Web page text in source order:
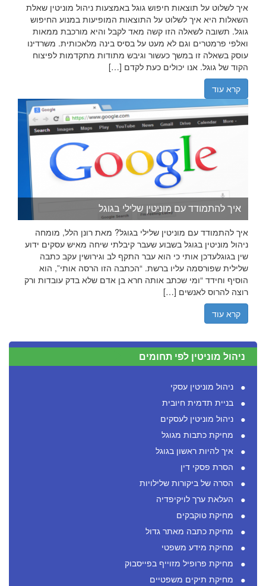
איך לשלוט על תוצאות חיפוש גוגל באמצעות ניהול מוניטין שאלת
השאלות היא איך לשלוט על התוצאות המופיעות במנוע החיפוש
גוגל. תשובה לשאלה הזו קשה מאד לקבל והיא מורכבת ממאות
ואלפי פרמטרים וגם לא מעט על בסיס בינה מלאכותית. משרדינו
עוסק בשאלה זו במשך כעשור וגיבש מתודות מתקדמות לפיצוח
הקוד של גוגל. אנו יכולים כעת לקדם […]
קרא עוד
איך להתמודד עם מוניטין שלילי בגוגל
איך להתמודד עם מוניטין שלילי בגוגל? מאת רונן הלל, מומחה
ניהול מוניטין בגוגל בשבוע שעבר קיבלתי שיחה מאיש עסקים ידוע
שין בגוגלעדכן אותי כי הוא עבר התקף לב וגירושין עקב כתבה
שלילית שפורסמה עליו ברשת. “הכתבה הזו הרסה אותי”, הוא
הוסיף וחידד “ומי שכתב אותה חרא בן אדם שלא בדק עובדות ורק
רוצה להרוס לאנשים […]
קרא עוד
ניהול מוניטין לפי תחומים
ניהול מוניטין עסקי
בניית תדמית חיובית
ניהול מוניטין לעסקים
מחיקת כתבות מגוגל
איך להיות ראשון בגוגל
הסרת פסקי דין
הסרה של ביקורות שלילויות
העלאת ערך לויקיפדיה
מחיקת טוקבקים
מחיקת כתבה מאתר גדול
מחיקת מידע משפטי
מחיקת פרופיל מזוייף בפייסבוק
מחיקת תיקים משפטיים